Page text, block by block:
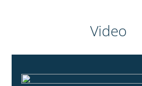
Video